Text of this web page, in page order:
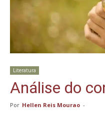
Literatura
Análise do
Por Hellen Reis Mourao -